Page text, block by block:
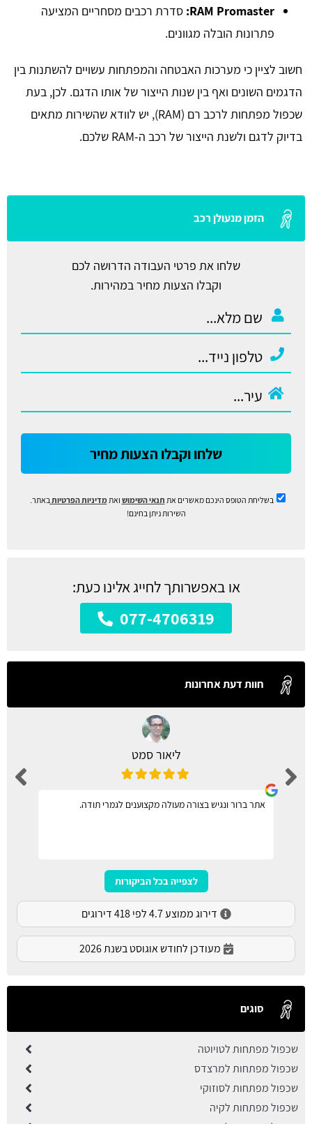
RAM Promaster: סדרת רכבים מסחריים המציעה
פתרונות הובלה מגוונים.
חשוב לציין כי מערכות האבטחה והמפתחות עשויים להשתנות בין
הדגמים השונים ואף בין שנות הייצור של אותו הדגם. לכן, בעת
שכפול מפתחות לרכב רם (RAM), יש לוודא שהשירות מתאים
בדיוק לדגם ולשנת הייצור של רכב ה-RAM שלכם.
הזמן מנעולן רכב
שלחו את פרטי העבודה הדרושה לכם
וקבלו הצעות מחיר במהירות.
שלחו וקבלו הצעות מחיר
בשליחת הטופס הינכם מאשרים את תנאי השימוש ואתמדיניות הפרטיותבאתר.
השירות ניתן בחינם!
או באפשרותך לחייג אלינו כעת:
077-4706319
חוות דעת אחרונות
ליאור סמט
אתר ברור ונגיש בצורה מעולה מקצוענים לגמרי תודה.
לצפייה בכל הביקורות
דירוג ממוצע 4.7 לפי 418 דירוגים
מעודכן לחודש אוגוסט בשנת 2026
סוגים
שכפול מפתחות לטויוטה
שכפול מפתחות למרצדס
שכפול מפתחות לסוזוקי
שכפול מפתחות לקיה